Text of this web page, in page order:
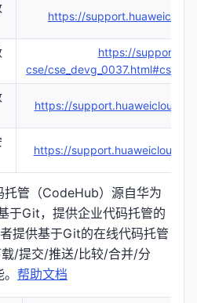
https://
https://
cse/
https://
https://
托管（CodeHub）源自华为
于Git，提供企业代码托管的
提供基于Git的在线代码托管
/提交/推送/比较/合并/分
帮助文档